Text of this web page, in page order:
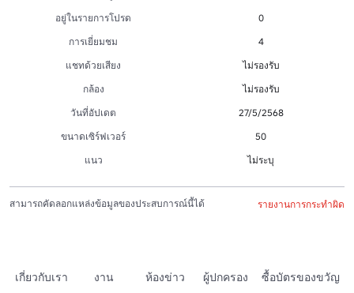
อยู่ในรายการโปรด
0
การเยี่ยมชม
4
แชทด้วยเสียง
ไม่รองรับ
กล้อง
ไม่รองรับ
วันที่อัปเดต
27/5/2568
ขนาดเซิร์ฟเวอร์
50
แนว
ไม่ระบุ
สามารถคัดลอกแหล่งข้อมูลของประสบการณ์นี้ได้ รายงานการกระทำผิด
เกี่ยวกับเรา งาน ห้องข่าว ผู้ปกครอง
ซื้อบัตรของขวัญ